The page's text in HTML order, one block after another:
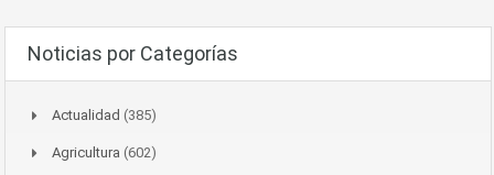
Noticias por Categorías
Actualidad (385)
Agricultura (602)